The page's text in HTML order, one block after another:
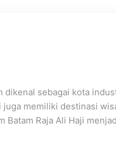
dikenal sebagai kota
memiliki destinasi
Batam Raja Ali Haji